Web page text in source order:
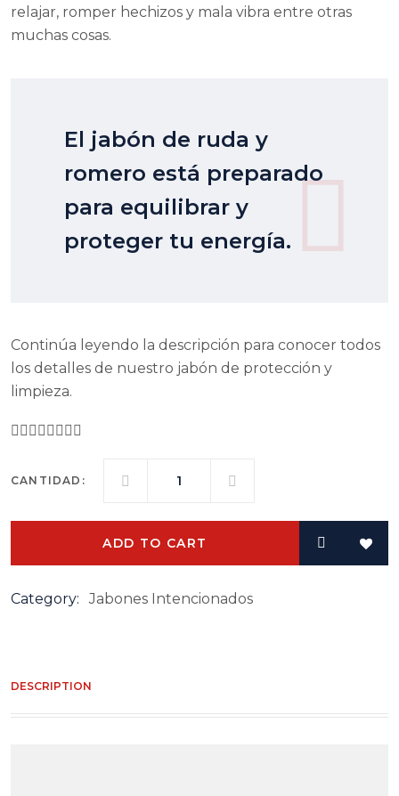
relajar, romper hechizos y mala vibra entre otras
muchas cosas.
El jabón de ruda y
romero está preparado
para equilibrar y
proteger tu energía.
Continúa leyendo la descripción para conocer todos
los detalles de nuestro jabón de protección y
limpieza.
👇🏻👇🏻👇🏻👇🏻
CANTIDAD:
ROMERO
Y
ADD TO CART
Category: Jabones Intencionados
DESCRIPTION